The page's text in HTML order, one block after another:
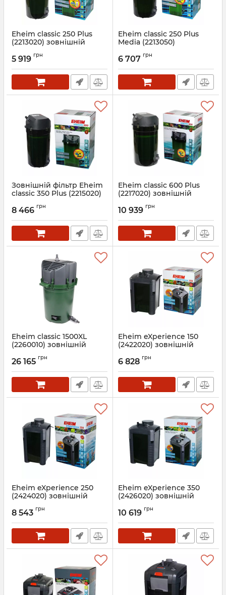
Eheim classic 250 Plus
(2213020) зовнішній
Артикул:
5 919 грн
Eheim classic 250 Plus
Media (2213050)
Артикул: 2213050
6 707 грн
Зовнішній фільтр Eheim
classic 350 Plus (2215020)
8 466 грн
Eheim classic 600 Plus
(2217020) зовнішній
Артикул: 2217020
10 939 грн
Eheim classic 1500XL
(2260010) зовнішній
Артикул: 2260010
26 165 грн
Eheim eXperience 150
(2422020) зовнішній
Артикул:
6 828 грн
Eheim eXperience 250
(2424020) зовнішній
Артикул:
8 543 грн
Eheim eXperience 350
(2426020) зовнішній
Артикул: 2426020
10 619 грн